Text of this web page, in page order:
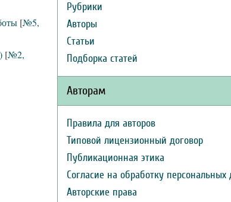
[№5,
[№2,
Рубрики
Авторы
Статьи
Подборка статей
Авторам
Правила для авторов
Типовой лицензионный договор
Публикационная этика
Согласие на обработку
Авторские права